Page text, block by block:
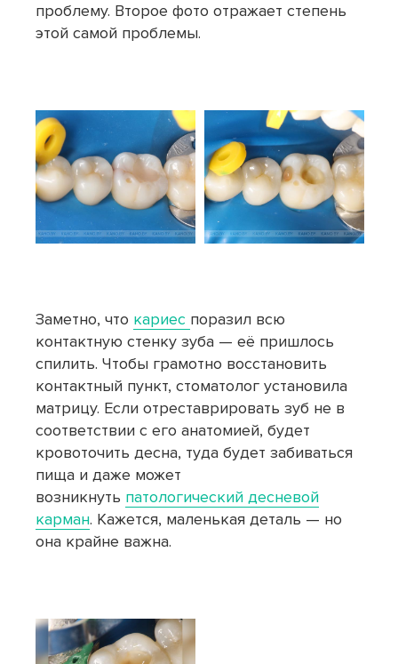
проблему. Второе фото отражает степень
этой самой проблемы.
Заметно, что кариес поразил всю
контактную стенку зуба — её пришлось
спилить. Чтобы грамотно восстановить
контактный пункт, стоматолог установила
матрицу. Если отреставрировать зуб не в
соответствии с его анатомией, будет
кровоточить десна, туда будет забиваться
пища и даже может
возникнуть патологический десневой
карман. Кажется, маленькая деталь — но
она крайне важна.